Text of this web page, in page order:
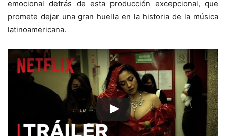
emocional detrás de esta producción excepcional, que
promete dejar una gran huella en la historia de la música
latinoamericana.